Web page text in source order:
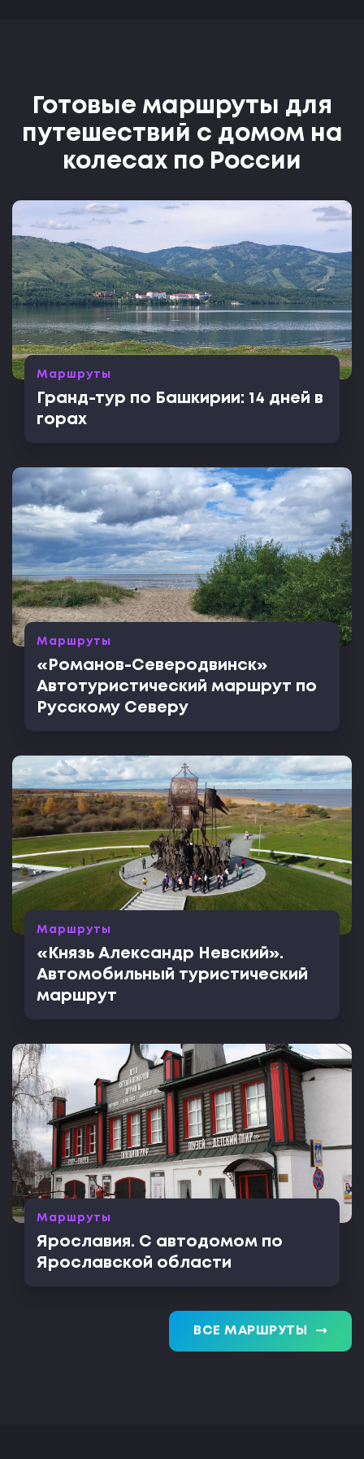
Готовые маршруты для
путешествий с домом на
колесах по России
Маршруты
Гранд-тур по Башкирии: 14 дней в
горах
Маршруты
«Романов-Северодвинск»
Автотуристический маршрут по
Русскому Северу
Маршруты
«Князь Александр Невский».
Автомобильный туристический
маршрут
Маршруты
Ярославия. С автодомом по
Ярославской области
ВСЕ МАРШРУТЫ trending_flat